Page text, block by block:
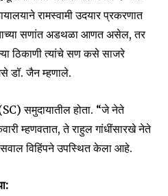
32,111
Followers
रामस्वामी उदयार प्रकरणात
सणांत अडथळा आणत असेल, तर
ठिकाणी त्यांचे सण कसे साजरे
डॉ. जैन म्हणाले.
समुदायातील होता. “जे नेते
म्हणवतात, ते राहुल गांधींसारखे नेते
विहिंपने उपस्थित केला आहे.